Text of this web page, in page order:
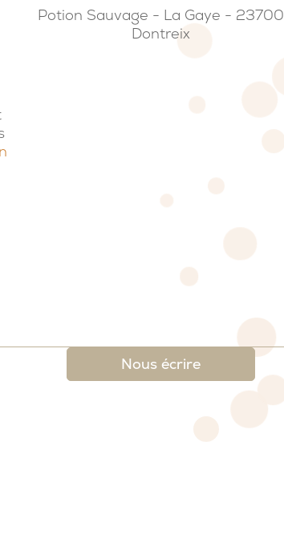
Potion Sauvage - La Gaye - 23700
Dontreix
Nous écrire